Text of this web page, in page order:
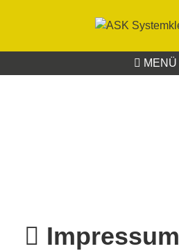
MENÜ
Impressum